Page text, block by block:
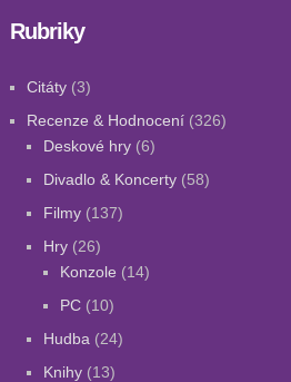
Rubriky
Citáty(3)
Recenze & Hodnocení(326)
Deskové hry(6)
Divadlo & Koncerty(58)
Filmy(137)
Hry(26)
Konzole (14)
PC(10)
Hudba (24)
Knihy(13)